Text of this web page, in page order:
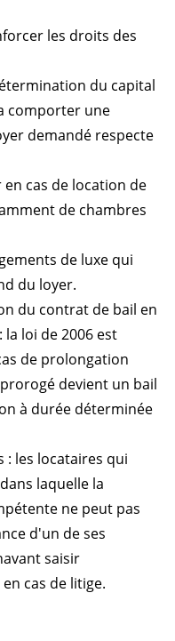
les droits des
du capital
comporter une
demandé respecte
cas de location de
de chambres
de luxe qui
du loyer.
du contrat de bail en
loi de 2006 est
de prolongation
devient un bail
à durée déterminée
: les locataires qui
laquelle la
ne peut pas
d'un de ses
saisir
cas de litige.